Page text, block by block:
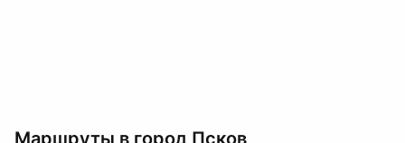
Маршруты в город Псков